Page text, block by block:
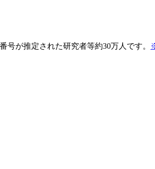
号が推定された研究者等約30万人です。